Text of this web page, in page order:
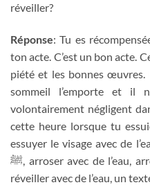
réveiller?
Réponse: Tu es
ton acte. C’est un bon acte.
piété et les bonnes œuvres.
sommeil l’emporte et il
volontairement négligent
cette heure lorsque tu
essuyer le visage avec de
ﷺ, arroser avec de l’eau,
réveiller avec de l’eau, un